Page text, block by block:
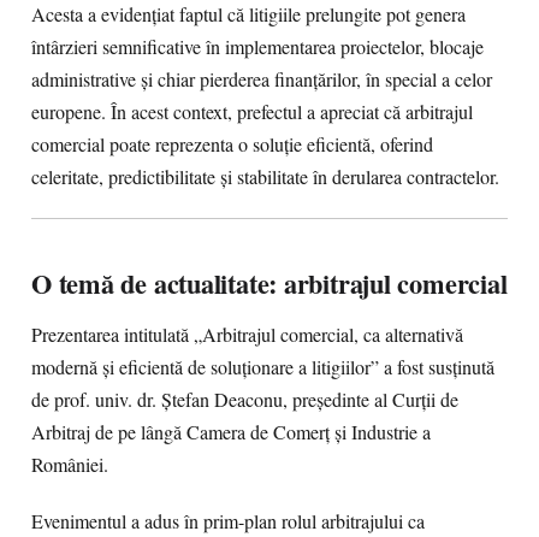
Acesta a evidențiat faptul că litigiile prelungite pot genera
întârzieri semnificative în implementarea proiectelor, blocaje
administrative și chiar pierderea finanțărilor, în special a celor
europene. În acest context, prefectul a apreciat că arbitrajul
comercial poate reprezenta o soluție eficientă, oferind
celeritate, predictibilitate și stabilitate în derularea contractelor.
O temă de actualitate: arbitrajul comercial
Prezentarea intitulată „Arbitrajul comercial, ca alternativă
modernă și eficientă de soluționare a litigiilor” a fost susținută
de prof. univ. dr. Ștefan Deaconu, președinte al Curții de
Arbitraj de pe lângă Camera de Comerț și Industrie a
României.
Evenimentul a adus în prim-plan rolul arbitrajului ca